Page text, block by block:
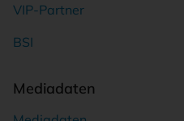
VIP-Partner
BSI
Mediadaten